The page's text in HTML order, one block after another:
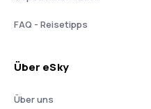
FAQ - Reisetipps
Über eSky
Über uns